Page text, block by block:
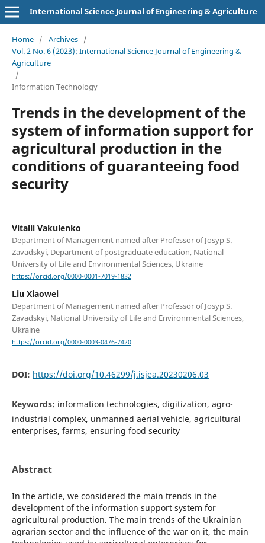
International Science Journal of Engineering & Agriculture
Home / Archives /
Vol. 2 No. 6 (2023): International Science Journal of Engineering &
Agriculture
/
Information Technology
Trends in the development of the
system of information support for
agricultural production in the
conditions of guaranteeing food
security
Vitalii Vakulenko
Department of Management named after Professor of Josyp S.
Zavadskyi, Department of postgraduate education, National
University of Life and Environmental Sciences, Ukraine
https://orcid.org/0000-0001-7019-1832
Liu Xiaowei
Department of Management named after Professor of Josyp S.
Zavadskyi, National University of Life and Environmental Sciences,
Ukraine
https://orcid.org/0000-0003-0476-7420
DOI: https://doi.org/10.46299/j.isjea.20230206.03
Keywords: information technologies, digitization, agro-
industrial complex, unmanned aerial vehicle, agricultural
enterprises, farms, ensuring food security
Abstract
In the article, we considered the main trends in the
development of the information support system for
agricultural production. The main trends of the Ukrainian
agrarian sector and the influence of the war on it, the main